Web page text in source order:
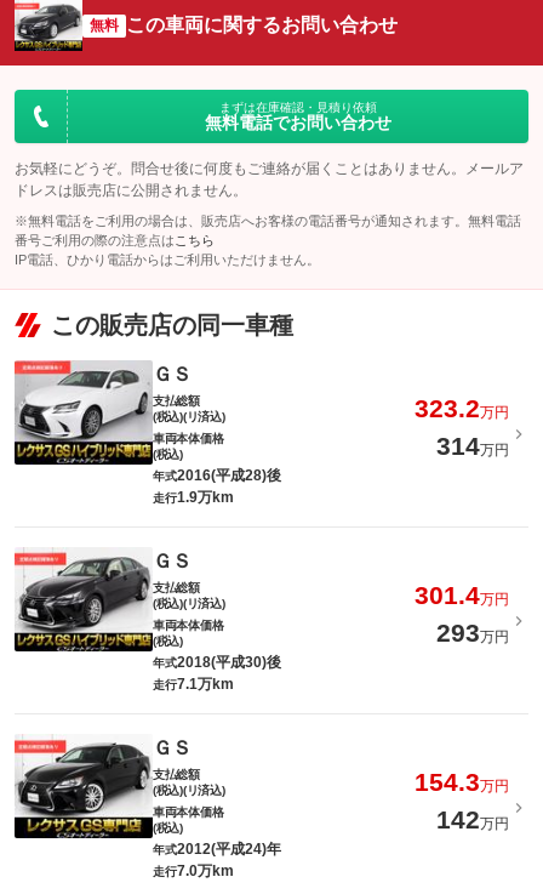
無料 この車両に関するお問い合わせ
まずは在庫確認・見積り依頼
無料電話でお問い合わせ
お気軽にどうぞ。問合せ後に何度もご連絡が届くことはありません。メールア
ドレスは販売店に公開されません。
※無料電話をご利用の場合は、販売店へお客様の電話番号が通知されます。無料電話
番号ご利用の際の注意点は こちら
IP電話、ひかり電話からはご利用いただけません。
この販売店の同一車種
ＧＳ
支払総額
(税込)(リ済込)
323.2万円
車両本体価格
(税込)
314万円
年式2016(平成28)後
走行1.9万km
ＧＳ
支払総額
(税込)(リ済込)
301.4万円
車両本体価格
(税込)
293万円
年式2018(平成30)後
走行7.1万km
ＧＳ
支払総額
(税込)(リ済込)
154.3万円
車両本体価格
(税込)
142万円
年式2012(平成24)年
走行7.0万km